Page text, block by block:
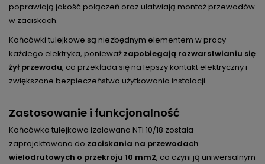
poprawiają jakość połączeń oraz ułatwiają montaż przewodów
w zaciskach.
Końcówki tulejkowe są niezbędnym elementem w pracy
każdego elektryka, ponieważ zapobiegają rozwarstwianiu się
żył przewodu, co przekłada się na lepszy kontakt elektryczny i
zwiększone bezpieczeństwo użytkowania instalacji.
Zastosowanie i funkcjonalność
Końcówka tulejkowa izolowana NTI 10/18 została
zaprojektowana do zaciskania na przewodach
wielodrutowych o przekroju 10 mm2, co czyni ją uniwersalnym